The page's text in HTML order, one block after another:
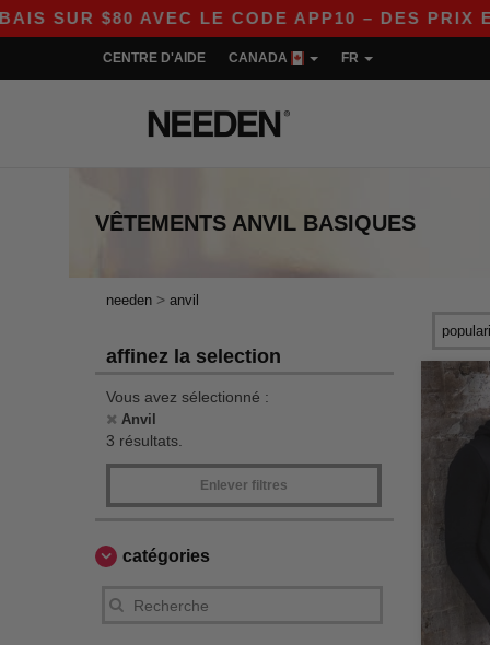
$80 AVEC LE CODE APP10 – DES PRIX
CENTRE D'AIDE CANADA FR
VÊTEMENTS ANVIL BASIQUES
needen > anvil
affinez la selection
Vous avez sélectionné :
Anvil
3 résultats.
Enlever filtres
catégories